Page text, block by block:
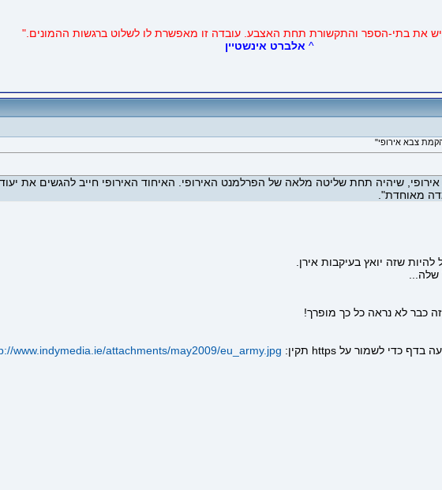
את בתי-הספר והתקשורת תחת האצבע. עובדה זו מאפשרת לו לשלוט ברגשות ההמונים."
^ אלברט אינשטיין
שיהיה תחת שליטה מלאה של הפרלמנט האירופי. האיחוד האירופי חייב להגשים את
מאוחדת".
שזה יואץ בעיקבות אירן.
כבר לא נראה כל כך מופרך!
www.indymedia.ie/attachments/may2009/eu_army.jpg